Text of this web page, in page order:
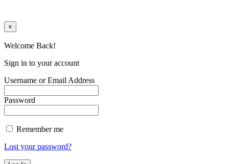
×
Welcome Back!
Sign in to your account
Username or Email Address
Password
Remember me
Lost your password?